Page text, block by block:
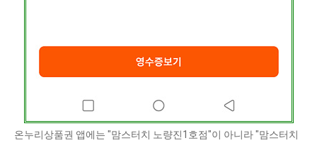
온누리상품권 앱에는 "맘스터치 노량진1호점"이 아니라 "맘스터치